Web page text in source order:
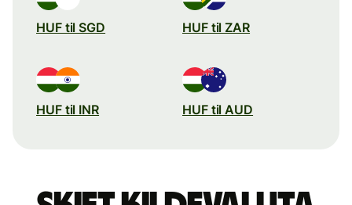
HUF til SGD HUF til ZAR
HUF til INR HUF til AUD